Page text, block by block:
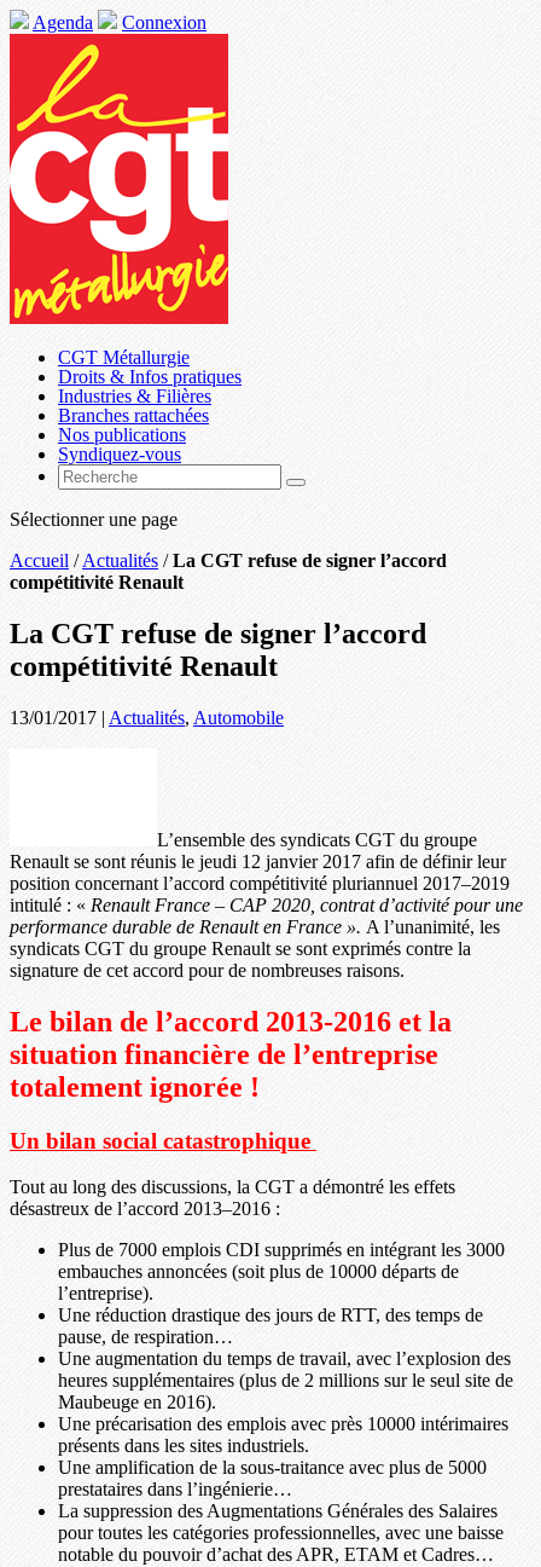
Agenda Connexion
CGT Métallurgie
Droits & Infos pratiques
Industries & Filières
Branches rattachées
Nos publications
Syndiquez-vous
Sélectionner une page
Accueil /Actualités /La CGT refuse de signer l’accord
compétitivité Renault
La CGT refuse de signer l’accord
compétitivité Renault
13/01/2017 | Actualités, Automobile
L’ensemble des syndicats CGT du groupe
Renault se sont réunis le jeudi 12 janvier 2017 afin de définir leur
position concernant l’accord compétitivité pluriannuel 2017–2019
intitulé : « Renault France – CAP 2020, contrat d’activité pour une
performance durable de Renault en France ». A l’unanimité, les
syndicats CGT du groupe Renault se sont exprimés contre la
signature de cet accord pour de nombreuses raisons.
Le bilan de l’accord 2013-2016 et la
situation financière de l’entreprise
totalement ignorée !
Un bilan social catastrophique
Tout au long des discussions, la CGT a démontré les effets
désastreux de l’accord 2013–2016 :
Plus de 7000 emplois CDI supprimés en intégrant les 3000
embauches annoncées (soit plus de 10000 départs de
l’entreprise).
Une réduction drastique des jours de RTT, des temps de
pause, de respiration…
Une augmentation du temps de travail, avec l’explosion des
heures supplémentaires (plus de 2 millions sur le seul site de
Maubeuge en 2016).
Une précarisation des emplois avec près 10000 intérimaires
présents dans les sites industriels.
Une amplification de la sous-traitance avec plus de 5000
prestataires dans l’ingénierie…
La suppression des Augmentations Générales des Salaires
pour toutes les catégories professionnelles, avec une baisse
notable du pouvoir d’achat des APR, ETAM et Cadres…